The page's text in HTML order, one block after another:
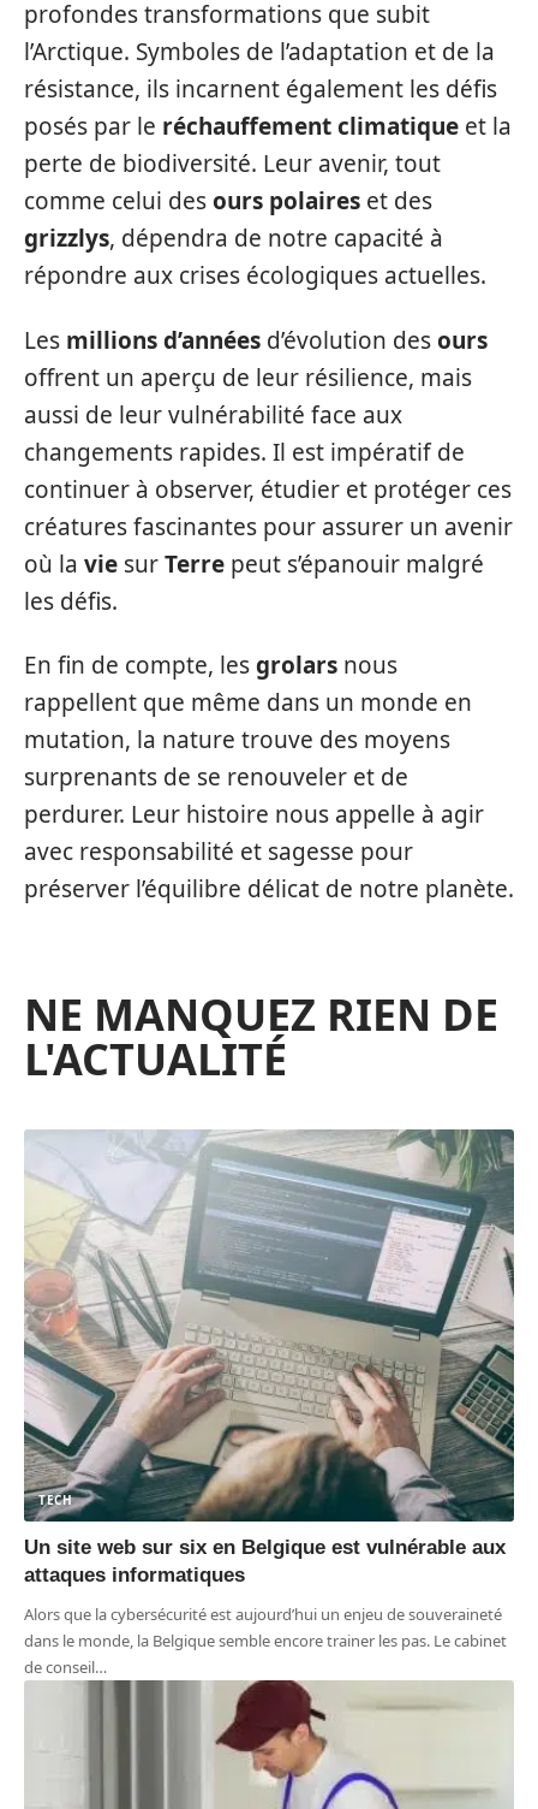
profondes transformations que subit
l’Arctique. Symboles de l’adaptation et de la
résistance, ils incarnent également les défis
posés par le réchauffement climatique et la
perte de biodiversité. Leur avenir, tout
comme celui desours polaires et des
grizzlys, dépendra de notre capacité à
répondre aux crises écologiques actuelles.
Les millions d’années d’évolution desours
offrent un aperçu de leur résilience, mais
aussi de leur vulnérabilité face aux
changements rapides. Il est impératif de
continuer à observer, étudier et protéger ces
créatures fascinantes pour assurer un avenir
où la vie surTerre peut s’épanouir malgré
les défis.
En fin de compte, lesgrolars nous
rappellent que même dans un monde en
mutation, la nature trouve des moyens
surprenants de se renouveler et de
perdurer. Leur histoire nous appelle à agir
avec responsabilité et sagesse pour
préserver l’équilibre délicat de notre planète.
NE MANQUEZ RIEN DE
L'ACTUALITÉ
TECH
Un site web sur six en Belgique est vulnérable aux
attaques informatiques
Alors que la cybersécurité est aujourd’hui un enjeu de souveraineté
dans le monde, la Belgique semble encore trainer les pas. Le cabinet
de conseil…